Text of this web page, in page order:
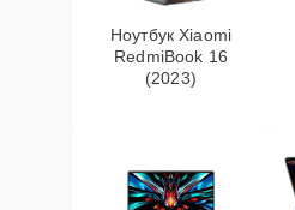
Ноутбук Xiaomi
RedmiBook 16
(2023)